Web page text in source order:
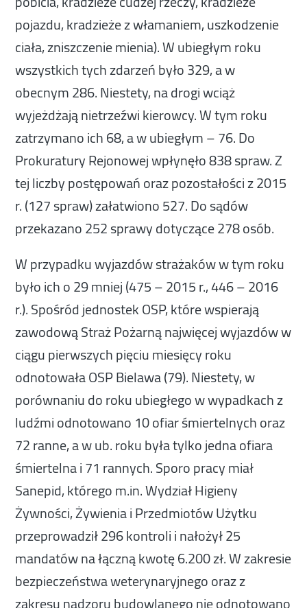
pojazdu, kradzieże z włamaniem, uszkodzenie
ciała, zniszczenie mienia). W ubiegłym roku
wszystkich tych zdarzeń było 329, a w
obecnym 286. Niestety, na drogi wciąż
wyjeżdżają nietrzeźwi kierowcy. W tym roku
zatrzymano ich 68, a w ubiegłym – 76. Do
Prokuratury Rejonowej wpłynęło 838 spraw. Z
tej liczby postępowań oraz pozostałości z 2015
r. (127 spraw) załatwiono 527. Do sądów
przekazano 252 sprawy dotyczące 278 osób.
W przypadku wyjazdów strażaków w tym roku
było ich o 29 mniej (475 – 2015 r., 446 – 2016
r.). Spośród jednostek OSP, które wspierają
zawodową Straż Pożarną najwięcej wyjazdów w
ciągu pierwszych pięciu miesięcy roku
odnotowała OSP Bielawa (79). Niestety, w
porównaniu do roku ubiegłego w wypadkach z
ludźmi odnotowano 10 ofiar śmiertelnych oraz
72 ranne, a w ub. roku była tylko jedna ofiara
śmiertelna i 71 rannych. Sporo pracy miał
Sanepid, którego m.in. Wydział Higieny
Żywności, Żywienia i Przedmiotów Użytku
przeprowadził 296 kontroli i nałożył 25
mandatów na łączną kwotę 6.200 zł. W zakresie
bezpieczeństwa weterynaryjnego oraz z